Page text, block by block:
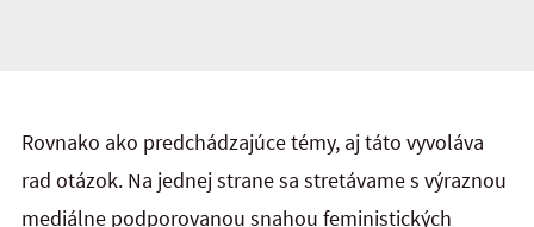
Rovnako ako predchádzajúce témy, aj táto vyvoláva
rad otázok. Na jednej strane sa stretávame s výraznou
mediálne podporovanou snahou feministických